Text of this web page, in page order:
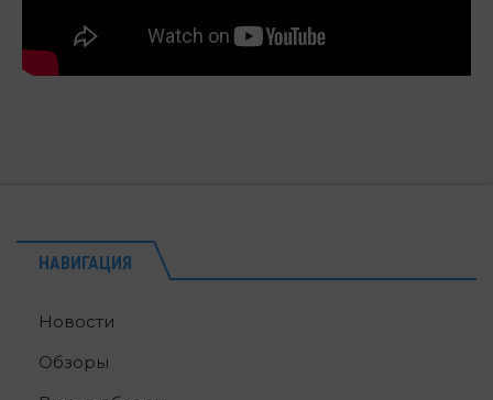
НАВИГАЦИЯ
Новости
Обзоры